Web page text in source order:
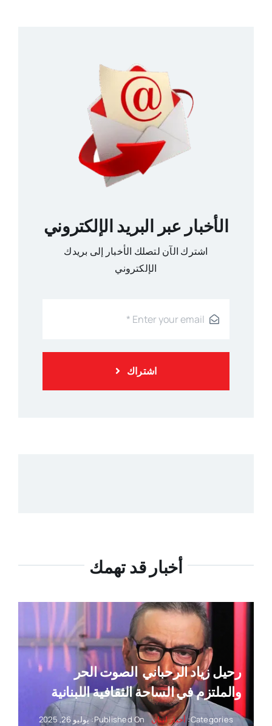
الأخبار عبر البريد الإلكتروني
اشترك الآن لتصلك الأخبار إلى بريدك
الإلكتروني
اشتراك
أخبار قد تهمك
رحيل زياد الرحباني ‏ الصوت الحر
والملتزم في الساحة الثقافية اللبنانية
Categories: أخبار لبنان Published On: يوليو 26, 2025